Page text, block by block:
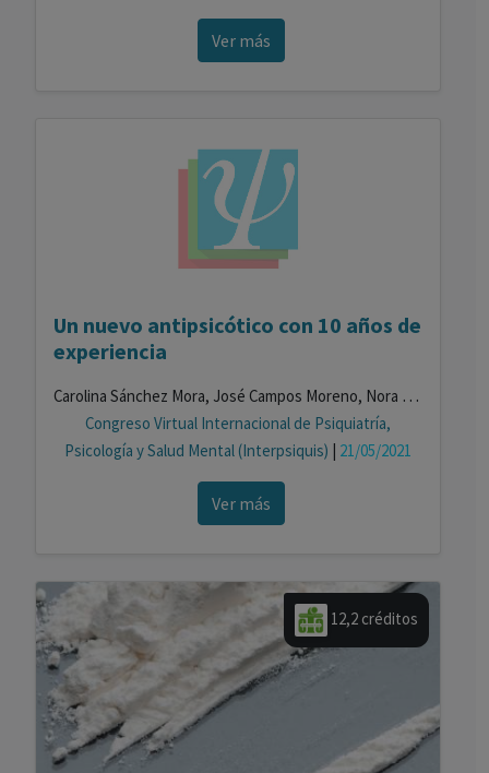
Ver más
Un nuevo antipsicótico con 10 años de
experiencia
Carolina Sánchez Mora, José Campos Moreno, Nora Inés Muros Cobos, Juan Del Águila Águila, Luz María González Gualda, Araceli Martínez Carrascosa
Congreso Virtual Internacional de Psiquiatría,
Psicología y Salud Mental (Interpsiquis) | 21/05/2021
Ver más
12,2 créditos